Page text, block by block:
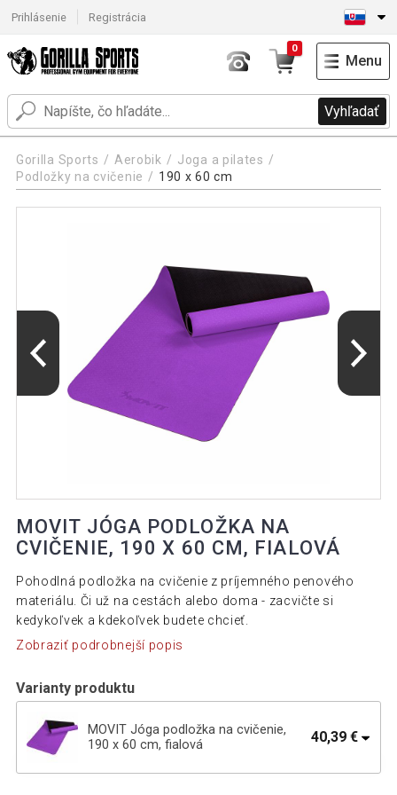
Prihlásenie Registrácia
Vyhľadať
0
Menu
Gorilla Sports Aerobik
Joga a pilates
Podložky na cvičenie
190 x 60 cm
MOVIT JÓGA PODLOŽKA NA
CVIČENIE, 190 X 60 CM, FIALOVÁ
Pohodlná podložka na cvičenie z príjemného penového
materiálu. Či už na cestách alebo doma - zacvičte si
kedykoľvek a kdekoľvek budete chcieť.
Zobraziť podrobnejší popis
Varianty produktu
MOVIT Jóga podložka na cvičenie,
190 x 60 cm, fialová
40,39 €